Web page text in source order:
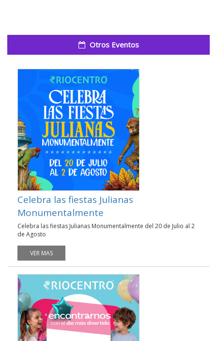
Otros Eventos
Celebra las fiestas Julianas
Monumentalmente
Celebra las fiestas Julianas Monumentalmente del 20 de Julio al 2
de Agosto
VER MAS